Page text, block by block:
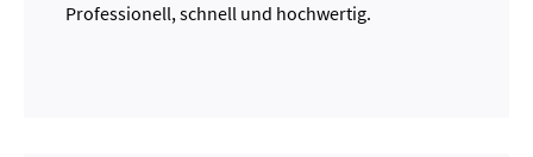
Professionell, schnell und hochwertig.